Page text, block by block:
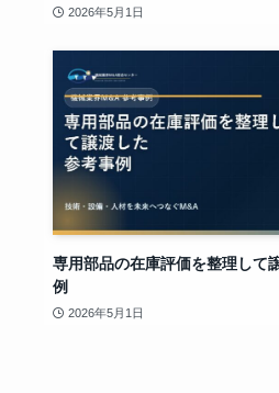
2026年5月1日
専用部品の在庫評価を整理して
例
2026年5月1日